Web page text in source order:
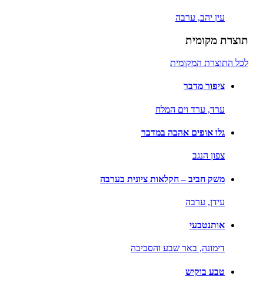
עין יהב, ערבה
תוצרת מקומית
לכל התוצרת המקומית
ציפור מדבר
ערד, ערד וים המלח
גלו אופים אהבה במדבר
צפון הנגב
משק חביב – חקלאות ציונית בערבה
עידן, ערבה
אותנטבעי
דימונה, באר שבע והסביבה
טבע בוקיש